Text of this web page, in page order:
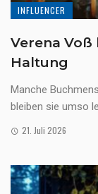
INFLUENCER
Verena Voß
Haltung
Manche
bleiben sie umso
21. Juli 2026